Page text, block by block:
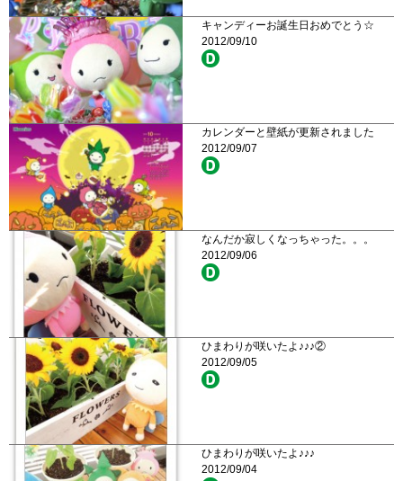
キャンディーお誕生日おめでとう☆
2012/09/10
カレンダーと壁紙が更新されました
2012/09/07
なんだか寂しくなっちゃった。。。
2012/09/06
ひまわりが咲いたよ♪♪♪②
2012/09/05
ひまわりが咲いたよ♪♪♪
2012/09/04